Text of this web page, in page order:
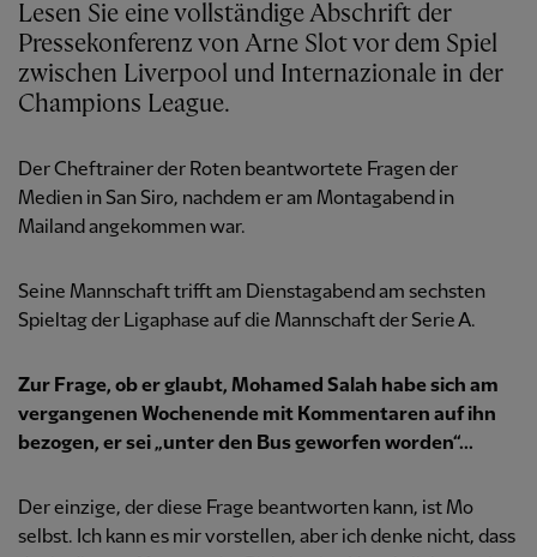
Lesen Sie eine vollständige Abschrift der
Pressekonferenz von Arne Slot vor dem Spiel
zwischen Liverpool und Internazionale in der
Champions League.
Der Cheftrainer der Roten beantwortete Fragen der
Medien in San Siro, nachdem er am Montagabend in
Mailand angekommen war.
Seine Mannschaft trifft am Dienstagabend am sechsten
Spieltag der Ligaphase auf die Mannschaft der Serie A.
Zur Frage, ob er glaubt, Mohamed Salah habe sich am
vergangenen Wochenende mit Kommentaren auf ihn
bezogen, er sei „unter den Bus geworfen worden“...
Der einzige, der diese Frage beantworten kann, ist Mo
selbst. Ich kann es mir vorstellen, aber ich denke nicht, dass